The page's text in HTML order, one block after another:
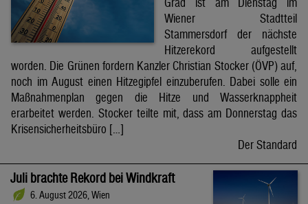
Wiener Stadtteil
Stammersdorf der nächste
Hitzerekord aufgestellt
worden. Die Grünen fordern Kanzler Christian Stocker (ÖVP) auf,
noch im August einen Hitzegipfel einzuberufen. Dabei solle ein
Maßnahmenplan gegen die Hitze und Wasserknappheit
erarbeitet werden. Stocker teilte mit, dass am Donnerstag das
Krisensicherheitsbüro […]
Der Standard
Juli brachte Rekord bei Windkraft
6. August 2026, Wien